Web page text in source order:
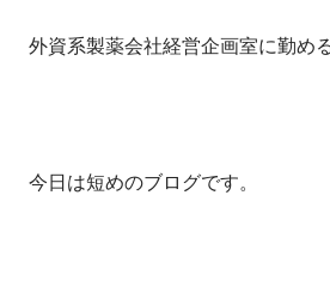
外資系製薬会社経営企画室に勤め
今日は短めのブログです。